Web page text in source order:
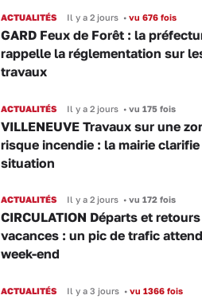
ACTUALITÉS Il y a 2 jours •vu 676 fois
GARD Feux de Forêt : la
rappelle la réglementation sur
travaux
ACTUALITÉS Il y a 2 jours •vu 175 fois
VILLENEUVE Travaux sur une
risque incendie : la mairie
situation
ACTUALITÉS Il y a 2 jours •vu 172 fois
CIRCULATION Départs et
vacances : un pic de trafic
week-end
ACTUALITÉS Il y a 3 jours •vu 1366 fois